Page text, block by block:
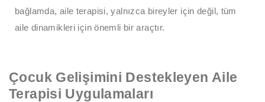
bağlamda, aile terapisi, yalnızca bireyler için değil, tüm
aile dinamikleri için önemli bir araçtır.
Çocuk Gelişimini Destekleyen Aile
Terapisi Uygulamaları